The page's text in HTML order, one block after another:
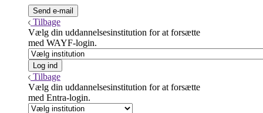
Tilbage
Vælg din uddannelsesinstitution for at forsætte
med WAYF-login.
Tilbage
Vælg din uddannelsesinstitution for at forsætte
med Entra-login.